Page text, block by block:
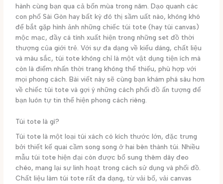
hành cùng bạn qua cả bốn mùa trong năm. Dạo quanh các
con phố Sài Gòn hay bất kỳ đô thị sầm uất nào, không khó
để bắt gặp hình ảnh những chiếc túi tote (hay túi canvas)
mộc mạc, đầy cá tính xuất hiện trong những set đồ thời
thượng của giới trẻ. Với sự đa dạng về kiểu dáng, chất liệu
và màu sắc, túi tote không chỉ là một vật dụng tiện ích mà
còn là điểm nhấn thời trang không thể thiếu, phù hợp với
mọi phong cách. Bài viết này sẽ cùng bạn khám phá sâu hơn
về chiếc túi tote và gợi ý những cách phối đồ ấn tượng để
bạn luôn tự tin thể hiện phong cách riêng.
Túi tote là gì?
Túi tote là một loại túi xách có kích thước lớn, đặc trưng
bởi thiết kế quai cầm song song ở hai bên thành túi. Nhiều
mẫu túi tote hiện đại còn được bổ sung thêm dây đeo
chéo, mang lại sự linh hoạt trong cách sử dụng và phối đồ.
Chất liệu làm túi tote rất đa dạng, từ vải bố, vải canvas